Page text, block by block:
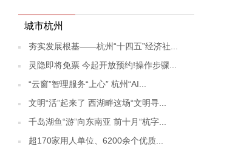
城市杭州
夯实发展根基——杭州“十四五”经济社...
灵隐即将免票 今起开放预约!操作步骤...
“云窗”智理服务“上心” 杭州“AI...
文明“活”起来了 西湖畔这场“文明寻...
千岛湖鱼“游”向东南亚 前十月“杭字...
超170家用人单位、6200余个优质...